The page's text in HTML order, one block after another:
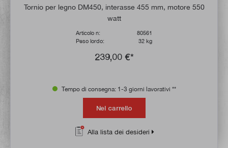
Valutazione media di 5 su 5 stelle
Tornio per legno DM450, interasse 455 mm, motore 550
watt
Articolo n:
80561
Peso lordo:
32 kg
239,00 €*
Tempo di consegna: 1-3 giorni lavorativi **
Nel carrello
Alla lista dei desideri